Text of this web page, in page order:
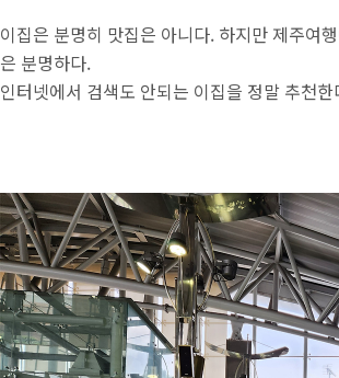
이집은 분명히 맛집은 아니다. 하지만 제주여
은 분명하다.
인터넷에서 검색도 안되는 이집을 정말 추천한